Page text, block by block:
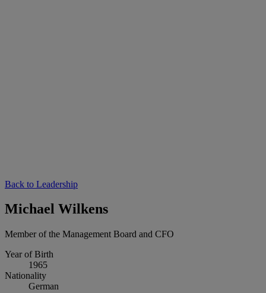
Back to Leadership
Michael Wilkens
Member of the Management Board and CFO
Year of Birth
1965
Nationality
German